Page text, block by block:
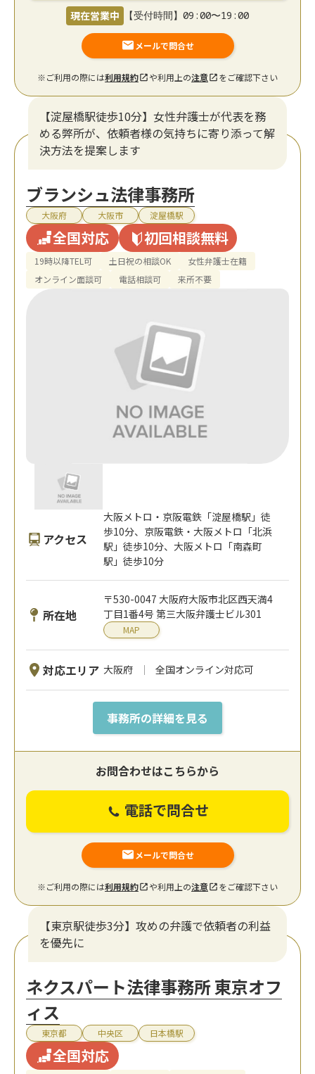
現在営業中 【受付時間】09:00〜19:00
メールで問合せ
※ご利用の際には利用規約 や利用上の注意 をご確認下さい
【淀屋橋駅徒歩10分】女性弁護士が代表を務
める弊所が、依頼者様の気持ちに寄り添って解
決方法を提案します
ブランシュ法律事務所
大阪府 大阪市 淀屋橋駅
全国対応 初回相談無料
19時以降TEL可 土日祝の相談OK
女性弁護士在籍
オンライン面談可
電話相談可 来所不要
アクセス
大阪メトロ・京阪電鉄「淀屋橋駅」徒
歩10分、京阪電鉄・大阪メトロ「北浜
駅」徒歩10分、大阪メトロ「南森町
駅」徒歩10分
所在地
〒530-0047 大阪府大阪市北区西天満4
丁目1番4号 第三大阪弁護士ビル301
MAP
対応エリア 大阪府 全国オンライン対応可
事務所の詳細を見る
お問合わせはこちらから
電話で問合せ
メールで問合せ
※ご利用の際には利用規約 や利用上の注意 をご確認下さい
【東京駅徒歩3分】攻めの弁護で依頼者の利益
を優先に
ネクスパート法律事務所 東京オフ
ィス
東京都 中央区 日本橋駅
全国対応